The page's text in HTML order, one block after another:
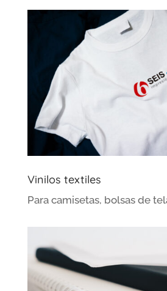
Vinilos textiles
Para camisetas, bolsas de